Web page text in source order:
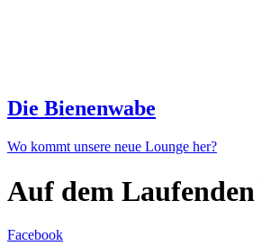
Die Bienenwabe
Wo kommt unsere neue Lounge her?
Auf dem Laufenden
Facebook